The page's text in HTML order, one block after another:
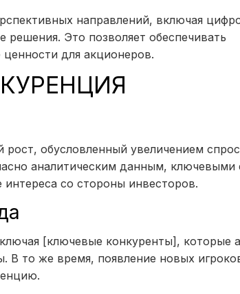
направлений, включая
решения. Это позволяет обеспечивать
для акционеров.
обусловленный увеличением
аналитическим данным, ключевыми
со стороны инвесторов.
[ключевые конкуренты], которые
В то же время, появление новых